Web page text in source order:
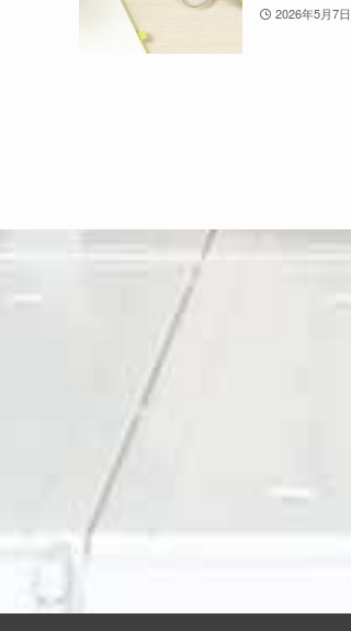
2026年5月7日